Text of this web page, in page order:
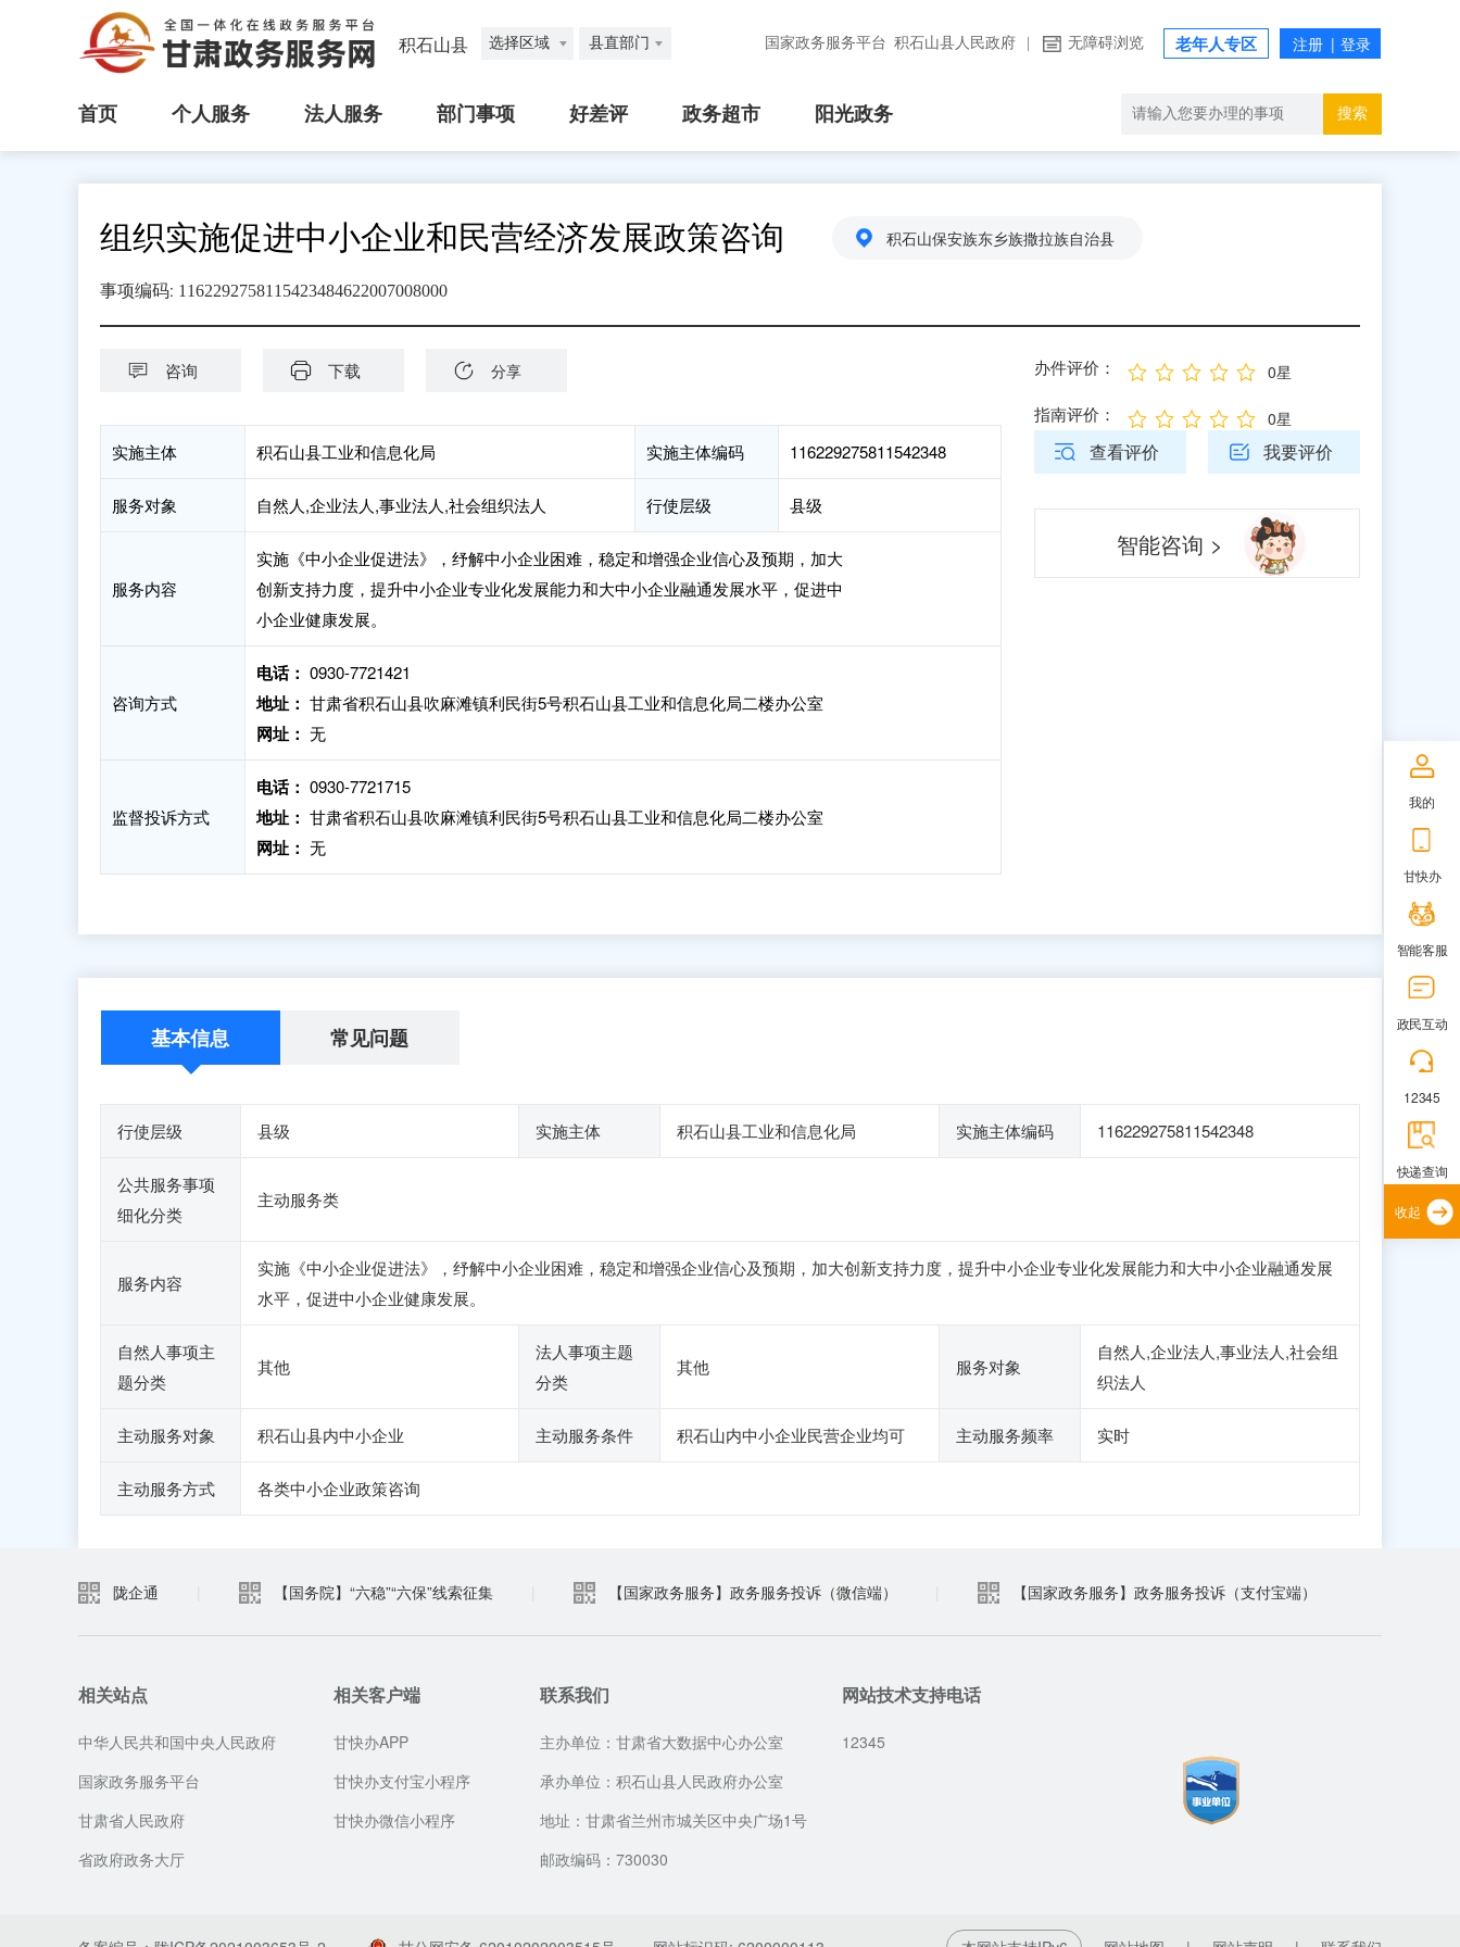
积石山县 选择区域 县直部门 国家政务服务平台 积石山县人民政府 无障碍浏览 老年人专区
首页 个人服务 法人服务 部门事项 好差评 政务超市 阳光政务 搜索
组织实施促进中小企业和民营经济发展政策咨询 积石山保安族东乡族撒拉族自治县
事项编码: 1162292758115423484622007008000
咨询 下载 分享
实施主体 积石山县工业和信息化局 实施主体编码 116229275811542348
服务对象 自然人,企业法人,事业法人,社会组织法人 行使层级 县级
服务内容
实施《中小企业促进法》，纾解中小企业困难，稳定和增强企业信心及预期，加大
创新支持力度，提升中小企业专业化发展能力和大中小企业融通发展水平，促进中
小企业健康发展。
咨询方式
电话： 0930-7721421
地址： 甘肃省积石山县吹麻滩镇利民街5号积石山县工业和信息化局二楼办公室
网址： 无
监督投诉方式
电话： 0930-7721715
地址： 甘肃省积石山县吹麻滩镇利民街5号积石山县工业和信息化局二楼办公室
网址： 无
办件评价： 0星
指南评价： 0星
查看评价 我要评价
智能咨询 >
基本信息 常见问题
行使层级 县级 实施主体 积石山县工业和信息化局 实施主体编码 116229275811542348
公共服务事项
细化分类
主动服务类
服务内容
实施《中小企业促进法》，纾解中小企业困难，稳定和增强企业信心及预期，加大创新支持力度，提升中小企业专业化发展能力和大中小企业融通发展
水平，促进中小企业健康发展。
自然人事项主
题分类
其他
法人事项主题
分类
其他 服务对象
自然人,企业法人,事业法人,社会组
织法人
主动服务对象 积石山县内中小企业 主动服务条件 积石山内中小企业民营企业均可 主动服务频率 实时
主动服务方式 各类中小企业政策咨询
陇企通 【国务院】“六稳”“六保”线索征集 【国家政务服务】政务服务投诉（微信端） 【国家政务服务】政务服务投诉（支付宝端）
相关站点
中华人民共和国中央人民政府
国家政务服务平台
甘肃省人民政府
省政府政务大厅
相关客户端
甘快办APP
甘快办支付宝小程序
甘快办微信小程序
联系我们
主办单位：甘肃省大数据中心办公室
承办单位：积石山县人民政府办公室
地址：甘肃省兰州市城关区中央广场1号
邮政编码：730030
网站技术支持电话
12345
我的
甘快办
智能客服
政民互动
12345
快递查询
收起